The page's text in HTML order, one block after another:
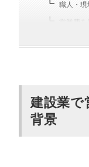
職人・現
営業費
建設業界
建設業で
背景